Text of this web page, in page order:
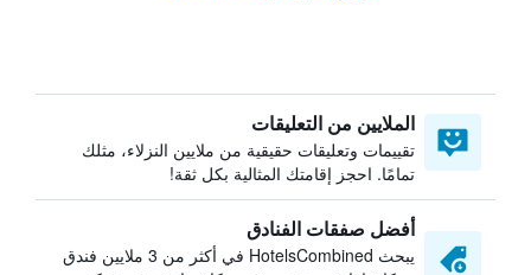
الملايين من التعليقات
تقييمات وتعليقات حقيقية من ملايين النزلاء، مثلك
تمامًا. احجز إقامتك المثالية بكل ثقة!
أفضل صفقات الفنادق
يبحث HotelsCombined في أكثر من 3 ملايين فندق